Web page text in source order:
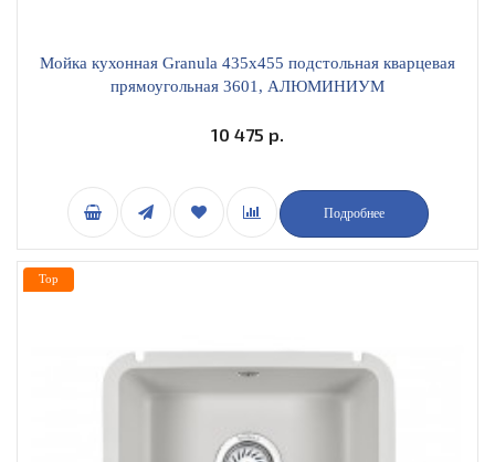
Мойка кухонная Granula 435х455 подстольная кварцевая
прямоугольная 3601, АЛЮМИНИУМ
10 475 р.
Подробнее
Top